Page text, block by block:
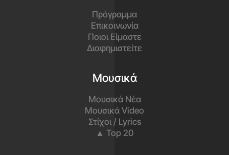
Πρόγραμμα
Επικοινωνία
Ποιοι Είμαστε
Διαφημιστείτε
Μουσικά
Μουσικά Νέα
Μουσικά Video
Στίχοι / Lyrics
▲ Top 20